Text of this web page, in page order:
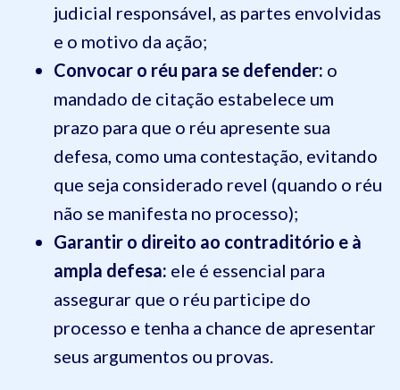
judicial responsável, as partes envolvidas
e o motivo da ação;
Convocar o réu para se defender: o
mandado de citação estabelece um
prazo para que o réu apresente sua
defesa, como uma contestação, evitando
que seja considerado revel (quando o réu
não se manifesta no processo);
Garantir o direito ao contraditório e à
ampla defesa: ele é essencial para
assegurar que o réu participe do
processo e tenha a chance de apresentar
seus argumentos ou provas.